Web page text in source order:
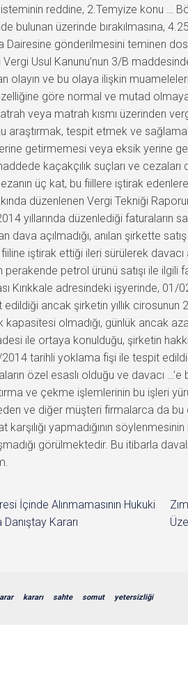
reddine, 2.Temyize konu …
üzerinde bırakılmasına,
gönderilmesini teminen
Usul Kanunu’nun 3/B
ve bu olaya ilişkin
göre normal ve mutad
veya matrah kısmı üzerinden
tespit etmek ve
getirmemesi veya eksik yerine
kaçakçılık suçları ve cezaları
üç kat, bu fiillere iştirak
düzenlenen Vergi Tekniği
yıllarında düzenlediği faturaların
dava açılmadığı, anılan şirkette
iştirak ettiği ileri sürülerek davacı
perakende petrol ürünü satışı ile
adresindeki işyerinde, 01/
ancak şirketin yıllık cirosunun
kapasitesi olmadığı, günlük ancak
ile ortaya konulduğu, şirketin
tarihli yoklama fişi ile tespit
özel esaslı olduğu ve davacı …’e
ve çekme işlemlerinin bu işleri
ve diğer müşteri firmalarca da bu
yapmadığının
görülmektedir. Bu itibarla
İçinde Alınmamasının Hukuki
Danıştay Kararı
kararı sahte somut yetersizliği